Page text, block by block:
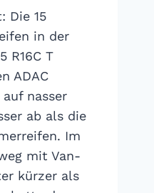
Die 15
in der
R16C T
ADAC
nasser
ab als die
Im
mit Van-
kürzer als